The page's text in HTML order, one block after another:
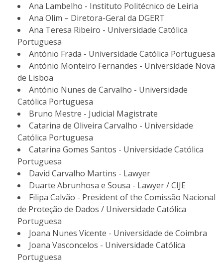
Ana Lambelho - Instituto Politécnico de Leiria
Ana Olim – Diretora-Geral da DGERT
Ana Teresa Ribeiro - Universidade Católica
Portuguesa
António Frada - Universidade Católica Portuguesa
António Monteiro Fernandes - Universidade Nova
de Lisboa
António Nunes de Carvalho - Universidade
Católica Portuguesa
Bruno Mestre - Judicial Magistrate
Catarina de Oliveira Carvalho - Universidade
Católica Portuguesa
Catarina Gomes Santos - Universidade Católica
Portuguesa
David Carvalho Martins - Lawyer
Duarte Abrunhosa e Sousa - Lawyer / CIJE
Filipa Calvão - President of the Comissão Nacional
de Proteção de Dados / Universidade Católica
Portuguesa
Joana Nunes Vicente - Universidade de Coimbra
Joana Vasconcelos - Universidade Católica
Portuguesa